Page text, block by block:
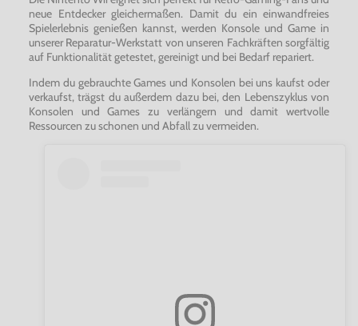
neue Entdecker gleichermaßen. Damit du ein einwandfreies
Spielerlebnis genießen kannst, werden Konsole und Game in
unserer Reparatur-Werkstatt von unseren Fachkräften sorgfältig
auf Funktionalität getestet, gereinigt und bei Bedarf repariert.
Indem du gebrauchte Games und Konsolen bei uns kaufst oder
verkaufst, trägst du außerdem dazu bei, den Lebenszyklus von
Konsolen und Games zu verlängern und damit wertvolle
Ressourcen zu schonen und Abfall zu vermeiden.